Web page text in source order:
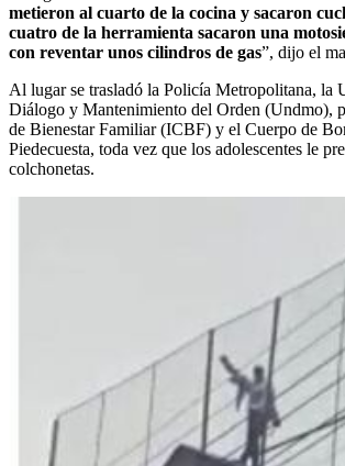
metieron al cuarto de la cocina y sacaron
cuatro de la herramienta sacaron una
con reventar unos cilindros de gas”, dijo el
Al lugar se trasladó la Policía Metropolitana, la
Diálogo y Mantenimiento del Orden (Undmo),
de Bienestar Familiar (ICBF) y el Cuerpo de
Piedecuesta, toda vez que los adolescentes le
colchonetas.